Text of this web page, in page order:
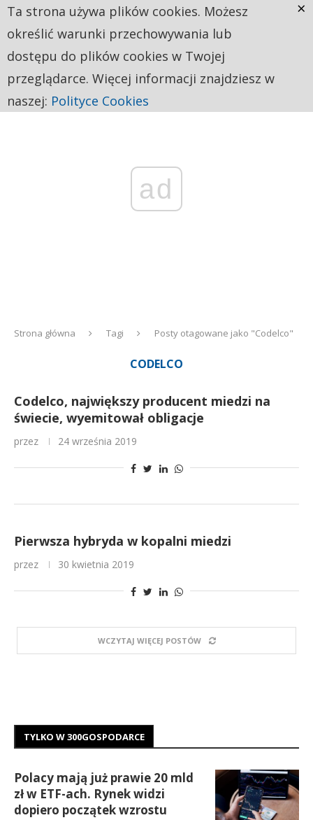
ad
Strona główna Tagi Posty otagowane jako "Codelco"
CODELCO
Codelco, największy producent miedzi na
świecie, wyemitował obligacje
przez 24 września 2019
Pierwsza hybryda w kopalni miedzi
przez 30 kwietnia 2019
WCZYTAJ WIĘCEJ POSTÓW
TYLKO W 300GOSPODARCE
Polacy mają już prawie 20 mld
zł w ETF-ach. Rynek widzi
dopiero początek wzrostu
Ta strona używa plików cookies. Możesz
określić warunki przechowywania lub
dostępu do plików cookies w Twojej
przeglądarce. Więcej informacji znajdziesz w
naszej: Polityce Cookies
×